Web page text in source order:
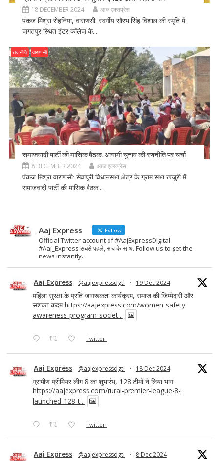
18 DECEMBER 2024 आज एक्सप्रेस
पंकज मिश्रा रोहनिया, वाराणसी: स्वर्गीय सौरभ सिंह विशाल की स्मृति में
जगतपुर स्थित इंटर कॉलेज के...
राजनीति वाराणसी
समाजवादी पार्टी की मासिक बैठक: आगामी चुनाव की रणनीति पर चर्चा
8 DECEMBER 2024 आज एक्सप्रेस
पंकज मिश्रा वाराणसी: सेवापुरी विधानसभा क्षेत्र के ग्राम सभा खजुरी में
समाजवादी पार्टी की मासिक बैठक...
Aaj Express Follow
Official Twitter account of #AajExpressDigital
#Aaj_Express सबसे पहले, सच के साथ. Follow us to get the
news instantly.
Aaj Express @aajexpressdgtl · 19 Dec 2024
महिला सुरक्षा के प्रति जागरूकता कार्यक्रम, समाज की जिम्मेदारी और
सशक्त कदमhttps://aajexpress.com/women-safety-
awareness-program-societ...
Twitter
Aaj Express @aajexpressdgtl · 18 Dec 2024
ग्रामीण प्रीमियर लीग 8 का शुभारंभ, 128 टीमों ने लिया भाग
https://aajexpress.com/rural-premier-league-8-
launched-128-t...
Twitter
Aaj Express @aajexpressdgtl · 8 Dec 2024